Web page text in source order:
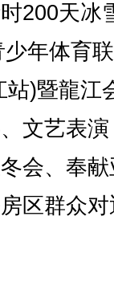
200天冰
年体育
站)暨龍江
文艺表
会、奉
区群众